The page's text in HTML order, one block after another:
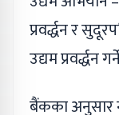
प्रवर्द्धन र
उद्यम प्रवर्द्धन
बैंकका अनुसार